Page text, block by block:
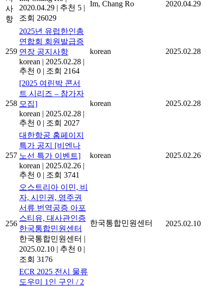
사
항
2020.04.29 | 추천 5 |
조회 26029
Im, Chang Ro 2020.04.29
259
2025년 유럽한인총
연합회 회원발급증
연장 공지사항
korean | 2025.02.28 |
추천 0 | 조회 2164
korean 2025.02.28
258
[2025 여린박 콘서
트 시리즈 – 참가자
모집]
korean | 2025.02.28 |
추천 0 | 조회 2027
korean 2025.02.28
257
대한항공 홈페이지
특가 공지 [비엔나
노선 특가 이벤트]
korean | 2025.02.26 |
추천 0 | 조회 3741
korean 2025.02.26
256
오스트리아 이민, 비
자, 시민권, 영주권
서류 번역공증 아포
스티유, 대사관인증
한국통합민원센터
한국통합민원센터 |
2025.02.10 | 추천 0 |
조회 3176
한국통합민원센터 2025.02.10
ECR 2025 전시 물류
도우미 1인 구인 / 2